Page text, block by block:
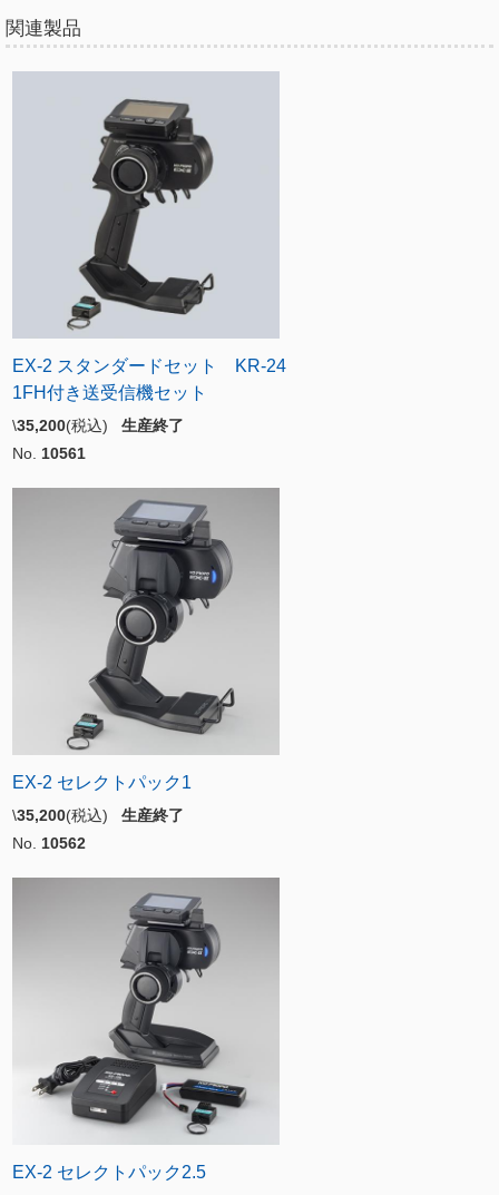
関連製品
EX-2 スタンダードセット KR-24
1FH付き送受信機セット
\35,200(税込) 生産終了
No. 10561
EX-2 セレクトパック1
\35,200(税込) 生産終了
No. 10562
EX-2 セレクトパック2.5